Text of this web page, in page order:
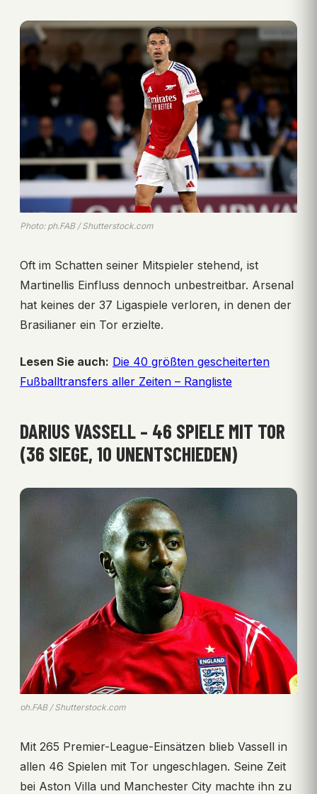
Photo: ph.FAB / Shutterstock.com
Oft im Schatten seiner Mitspieler stehend, ist
Martinellis Einfluss dennoch unbestreitbar. Arsenal
hat keines der 37 Ligaspiele verloren, in denen der
Brasilianer ein Tor erzielte.
Lesen Sie auch: Die 40 größten gescheiterten
Fußballtransfers aller Zeiten – Rangliste
DARIUS VASSELL – 46 SPIELE MIT TOR
(36 SIEGE, 10 UNENTSCHIEDEN)
ph.FAB / Shutterstock.com
Mit 265 Premier-League-Einsätzen blieb Vassell in
allen 46 Spielen mit Tor ungeschlagen. Seine Zeit
bei Aston Villa und Manchester City machte ihn zu